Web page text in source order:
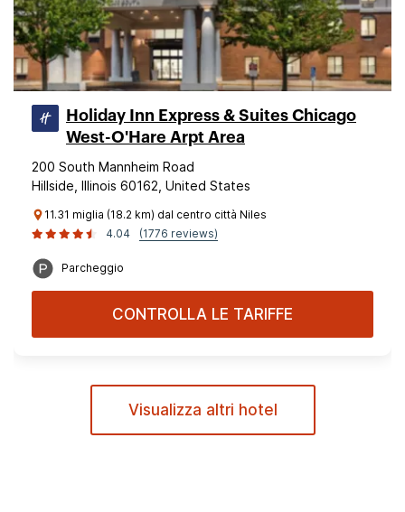
Holiday Inn Express & Suites Chicago
West-O'Hare Arpt Area
200 South Mannheim Road
Hillside, Illinois 60162, United States
11.31 miglia (18.2 km) dal centro città Niles
4.04
(1776 reviews)
Parcheggio
CONTROLLA LE TARIFFE
Visualizza altri hotel